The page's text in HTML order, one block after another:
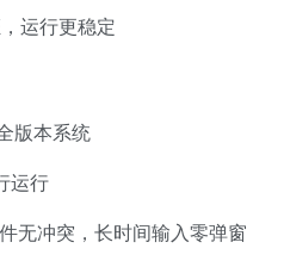
运行更稳定
版本系统
运行
无冲突，长时间输入零弹窗